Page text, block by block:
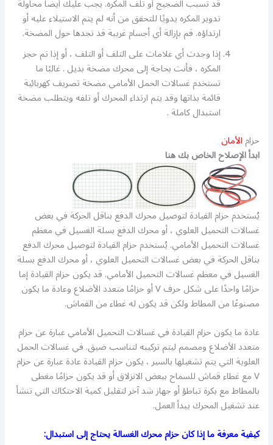
قد تسبب الضجيج أو تلف المكره. يجب عليك أيضًا محاولة
تدوير المكره يدويًا للتحقق من أنه لم يتم الاستيلاء عليه أو
ارتداؤه. قم بإزالة أي أجسام غريبة قد تجدها حول المضخة.
إذا وجدت أي علامات على التلف أو التلف ، أو إذا تم حجز
المكره ، فأنت بحاجة إلى محرك مضخة بديل . غالبًا ما
تستخدم غسالات الحمل الأمامي مضخة تصريف كهربائية
قائمة بذاتها وقد يتم ارتداء المحرك أو تلفه ويتطلب مضخة
استبدال كاملة .
حزامالأمان
ابدأ الإصلاح الخاص بك هنا
يُستخدم حزام القيادة لتوصيل محرك الدفع بناقل الحركة في بعض
غسالات التحميل العلوي ، أو محرك الدفع بسلة الغسيل في معظم
غسالات التحميل الأمامي. يُستخدم حزام القيادة لتوصيل محرك الدفع
بناقل الحركة في بعض غسالات التحميل العلوي ، أو محرك الدفع بسلة
الغسيل في معظم غسالات التحميل الأمامي. قد يكون حزام القيادة إما
حزامًا واحدًا على شكل حرف V أو حزامًا متعدد الأضلاع وعادة ما يكون
مصنوعًا من المطاط ولكن قد يكون له غطاء من القماش.
عادة ما يكون حزام القيادة في غسالات التحميل الأمامي عبارة عن حزام
متعدد الأضلاع ومصمم ليتم تركيبه لتناسب ضيق. في غسالات الحمل
العلوية التي يتم تشغيلها بالسير ، يكون حزام القيادة عادة عبارة عن حزام
V مع غطاء قماش للسماح ببعض الانزلاق أو قد يكون حزامًا مغطى
بالمطاط مع بكرة تباطؤ أو جهاز شد آخر لتقليل كمية الاحتكاك التي تنشأ
عند تشغيل المحرك يبدأ العمل.
كيفية معرفة ما إذا كان حزام محرك الغسالة يحتاج إلى استبدال: